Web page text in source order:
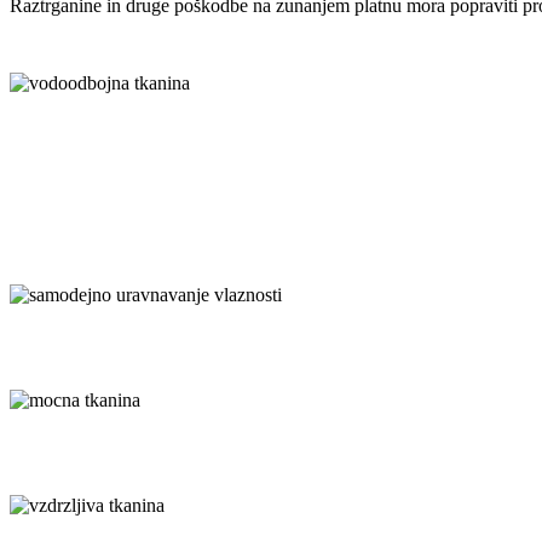
Raztrganine in druge poškodbe na zunanjem platnu mora popraviti